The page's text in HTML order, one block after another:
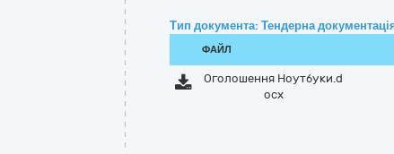
Тип документа: Тендерна
ФАЙЛ
Оголошення Ноутбуки.d
ocx